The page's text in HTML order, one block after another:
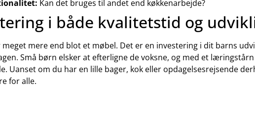
Kan det bruges til andet end køkkenarbejde?
i både kvalitetstid og
mere end blot et møbel. Det er en investering i dit barns
Små børn elsker at efterligne de voksne, og med et
Uanset om du har en lille bager, kok eller opdagelsesrejsende
for alle.